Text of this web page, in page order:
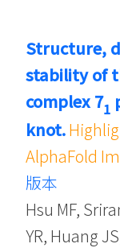
Structure,
stability of
complex 71
knot.
AlphaFold
版本
Hsu MF,
YR, Huang